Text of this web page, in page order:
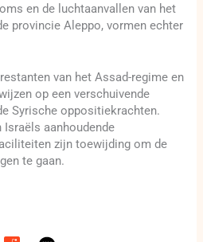
en de luchtaanvallen van het
provincie Aleppo, vormen echter
van het Assad-regime en
op een verschuivende
Syrische oppositiekrachten.
Israëls aanhoudende
zijn toewijding om de
te gaan.